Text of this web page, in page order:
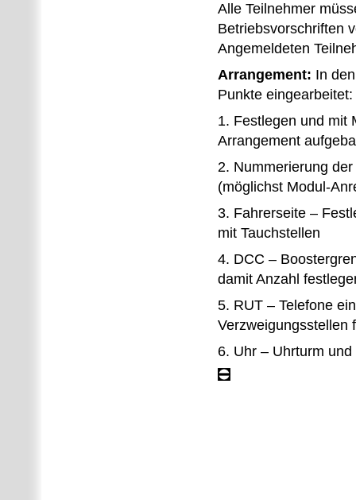
Alle Teilnehmer
Betriebsvorschriften
Angemeldeten
Arrangement: In
Punkte eingearbeitet:
1. Festlegen und mit
Arrangement
2. Nummerierung
(möglichst Modul-
3. Fahrerseite –
mit Tauchstellen
4. DCC –
damit Anzahl
5. RUT – Telefone
Verzweigungsstellen
6. Uhr – Uhrturm